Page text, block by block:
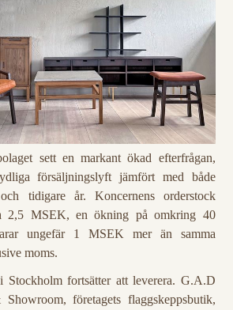
sett en markant ökad efterfrågan,
försäljningslyft jämfört med både
tidigare år. Koncernens orderstock
2,5 MSEK, en ökning på omkring 40
ungefär 1 MSEK mer än samma
moms.
Stockholm fortsätter att leverera. G.A.D
företagets flaggskeppsbutik,